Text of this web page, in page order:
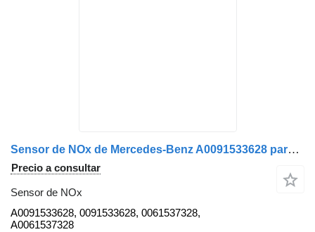
Sensor de NOx de Mercedes-Benz A0091533628 para camión
Precio a consultar
Sensor de NOx
A0091533628, 0091533628, 0061537328,
A0061537328